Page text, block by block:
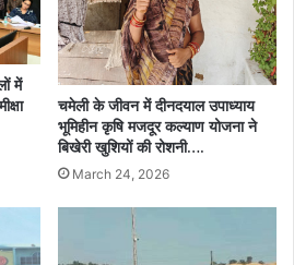
में
चमेली के जीवन में दीनदयाल उपाध्याय
भूमिहीन कृषि मजदूर कल्याण योजना ने
बिखेरी खुशियों की रोशनी….
March 24, 2026